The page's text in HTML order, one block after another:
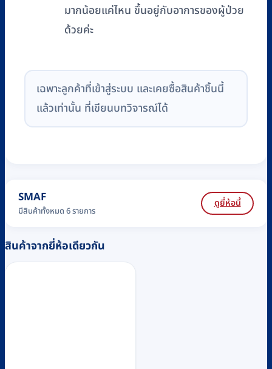
มากน้อยแค่ไหน ขึ้นอยู่กับอาการของผู้ป่วย
ด้วยค่ะ
เฉพาะลูกค้าที่เข้าสู่ระบบ และเคยซื้อสินค้าชิ้นนี้
แล้วเท่านั้น ที่เขียนบทวิจารณ์ได้
SMAF
มีสินค้าทั้งหมด 6 รายการ
ดูยี่ห้อนี้
สินค้าจากยี่ห้อเดียวกัน